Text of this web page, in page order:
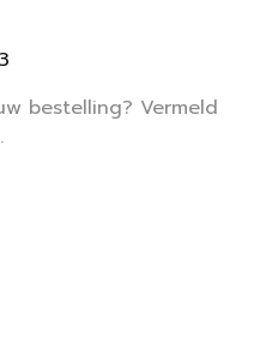
bestelling? Vermeld